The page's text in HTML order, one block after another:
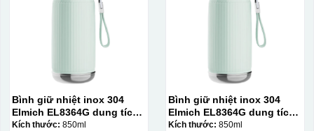
Bình giữ nhiệt inox 304
Elmich EL8364G dung tích
850ml
Kích thước: 850ml
Bình giữ nhiệt inox 304
Elmich EL8364G dung tích
850ml
Kích thước: 850ml